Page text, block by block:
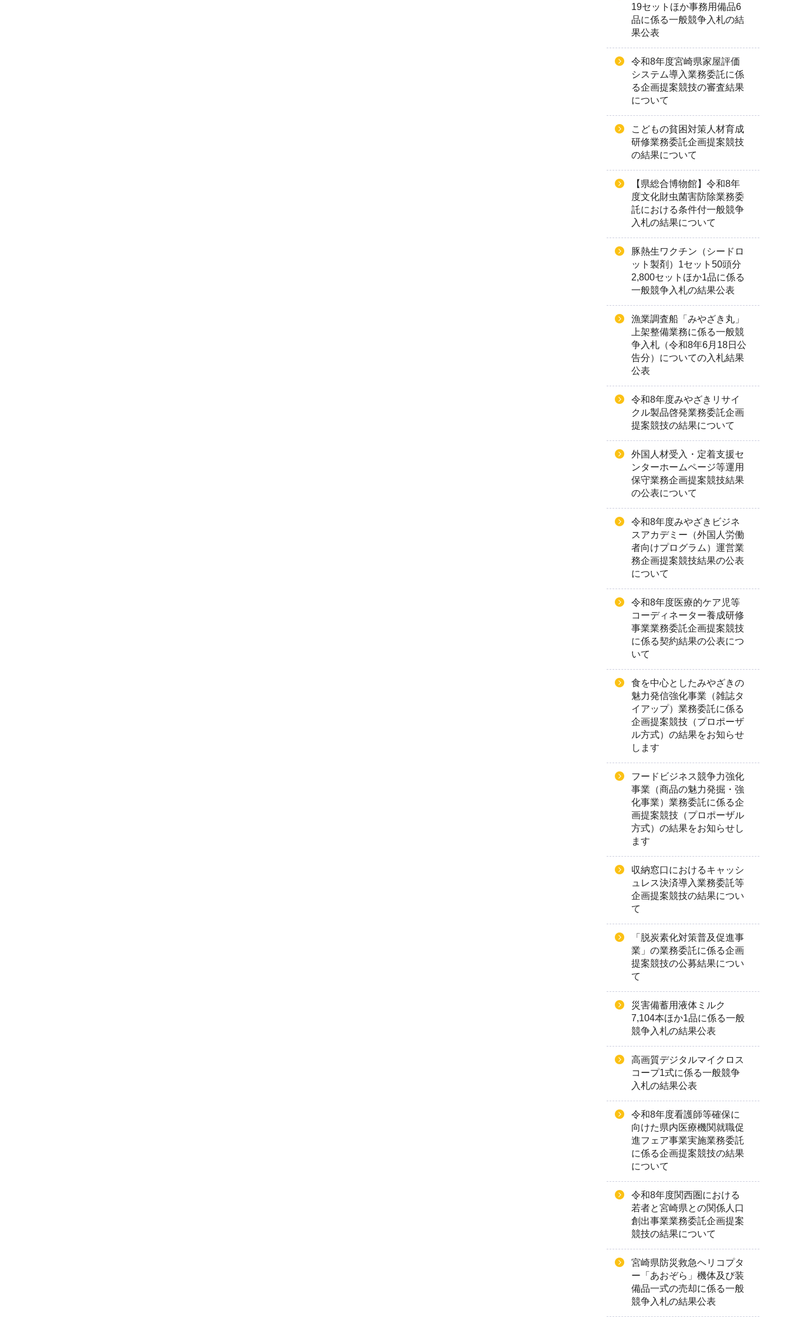
19セットほか事務用備品6
品に係る一般競争入札の結
果公表
令和8年度宮崎県家屋評価
システム導入業務委託に係
る企画提案競技の審査結果
について
こどもの貧困対策人材育成
研修業務委託企画提案競技
の結果について
【県総合博物館】令和8年
度文化財虫菌害防除業務委
託における条件付一般競争
入札の結果について
豚熱生ワクチン（シードロ
ット製剤）1セット50頭分
2,800セットほか1品に係る
一般競争入札の結果公表
漁業調査船「みやざき丸」
上架整備業務に係る一般競
争入札（令和8年6月18日公
告分）についての入札結果
公表
令和8年度みやざきリサイ
クル製品啓発業務委託企画
提案競技の結果について
外国人材受入・定着支援セ
ンターホームページ等運用
保守業務企画提案競技結果
の公表について
令和8年度みやざきビジネ
スアカデミー（外国人労働
者向けプログラム）運営業
務企画提案競技結果の公表
について
令和8年度医療的ケア児等
コーディネーター養成研修
事業業務委託企画提案競技
に係る契約結果の公表につ
いて
食を中心としたみやざきの
魅力発信強化事業（雑誌タ
イアップ）業務委託に係る
企画提案競技（プロポーザ
ル方式）の結果をお知らせ
します
フードビジネス競争力強化
事業（商品の魅力発掘・強
化事業）業務委託に係る企
画提案競技（プロポーザル
方式）の結果をお知らせし
ます
収納窓口におけるキャッシ
ュレス決済導入業務委託等
企画提案競技の結果につい
て
「脱炭素化対策普及促進事
業」の業務委託に係る企画
提案競技の公募結果につい
て
災害備蓄用液体ミルク
7,104本ほか1品に係る一般
競争入札の結果公表
高画質デジタルマイクロス
コープ1式に係る一般競争
入札の結果公表
令和8年度看護師等確保に
向けた県内医療機関就職促
進フェア事業実施業務委託
に係る企画提案競技の結果
について
令和8年度関西圏における
若者と宮崎県との関係人口
創出事業業務委託企画提案
競技の結果について
宮崎県防災救急ヘリコプタ
ー「あおぞら」機体及び装
備品一式の売却に係る一般
競争入札の結果公表